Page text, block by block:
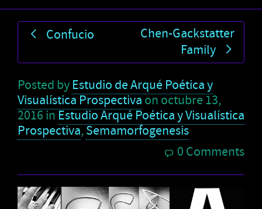
Confucio
Chen-Gackstatter
Family
Posted by Estudio de Arqué Poética y
Visualística Prospectiva on octubre 13,
2016 in Estudio Arqué Poética y Visualística
Prospectiva,Semamorfogenesis
0 Comments